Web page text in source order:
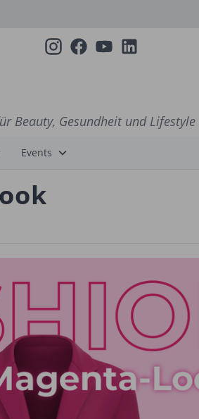
Beauty, Gesundheit und Lifestyle
Events